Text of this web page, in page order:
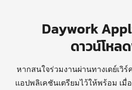
Daywork
ดาวน์โหล
หากสนใจร่วมงานผ่านทางเดย์เวิ
แอปพลิเคชันเตรียมไว้ให้พร้อม เมื่